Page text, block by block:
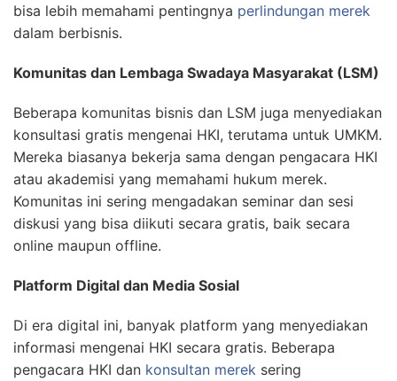
bisa lebih memahami pentingnya perlindungan merek
dalam berbisnis.
Komunitas dan Lembaga Swadaya Masyarakat (LSM)
Beberapa komunitas bisnis dan LSM juga menyediakan
konsultasi gratis mengenai HKI, terutama untuk UMKM.
Mereka biasanya bekerja sama dengan pengacara HKI
atau akademisi yang memahami hukum merek.
Komunitas ini sering mengadakan seminar dan sesi
diskusi yang bisa diikuti secara gratis, baik secara
online maupun offline.
Platform Digital dan Media Sosial
Di era digital ini, banyak platform yang menyediakan
informasi mengenai HKI secara gratis. Beberapa
pengacara HKI dan konsultan merek sering